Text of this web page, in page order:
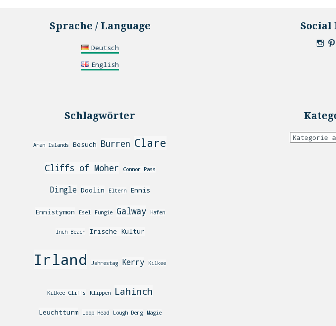
Sprache / Language
Deutsch
English
Social
Schlagwörter
Aran Islands Besuch Burren Clare
Cliffs of Moher Connor Pass
Dingle Doolin Eltern Ennis
Ennistymon Esel Fungie Galway Hafen
Inch Beach Irische Kultur
Irland Jahrestag Kerry Kilkee
Kilkee Cliffs Klippen Lahinch
Leuchtturm Loop Head Lough Derg Magie